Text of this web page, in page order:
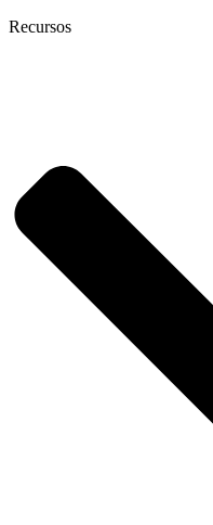
Recursos